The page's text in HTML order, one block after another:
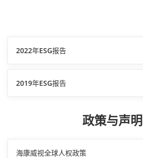
2022年ESG报告
2019年ESG报告
政策与声明
海康威视全球人权政策